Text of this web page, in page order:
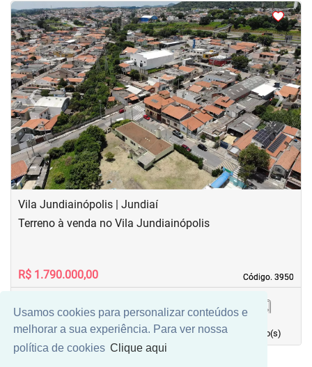
Usamos cookies para personalizar conteúdos e
melhorar a sua experiência. Para ver nossa
política de cookies Clique aqui
<<<<
‹Previous ›Next
Vila Jundiainópolis | Jundiaí
Código. 3950
Código. 3950
Terreno à venda no Vila Jundiainópolis
R$ 1.790.000,00
Área principal
quarto(s)
Vaga(s)
banho(s)